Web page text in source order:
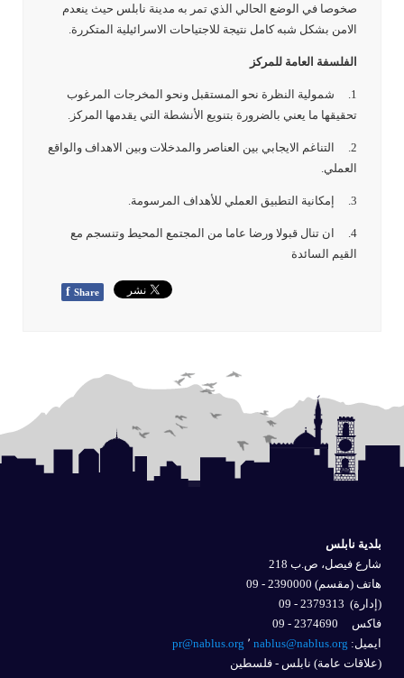
صخوصا في الوضع الحالي الذي تمر به مدينة نابلس حيث ينعدم
الامن بشكل شبه كامل نتيجة للاجتياحات الاسرائيلية المتكررة.
الفلسفة العامة للمركز
1. شمولية النظرة نحو المستقبل ونحو المخرجات المرغوب
تحقيقها ما يعني بالضرورة بتنويع الأنشطة التي يقدمها المركز.
2. التناغم الايجابي بين العناصر والمدخلات وبين الاهداف والواقع
العملي.
3. إمكانية التطبيق العملي للأهداف المرسومة.
4. ان تنال قبولا ورضا عاما من المجتمع المحيط وتنسجم مع
القيم السائدة
f Share
بلدية نابلس
شارع فيصل، ص.ب 218
هاتف (مقسم) 2390000 - 09
(إدارة)
فاكس 2374690 - 09
ايميل: nablus@nablus.org
pr@nablus.org
(علاقات عامة) نابلس - فلسطين